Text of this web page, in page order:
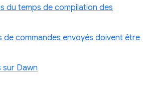
du temps de compilation des
de commandes envoyés doivent être
sur Dawn